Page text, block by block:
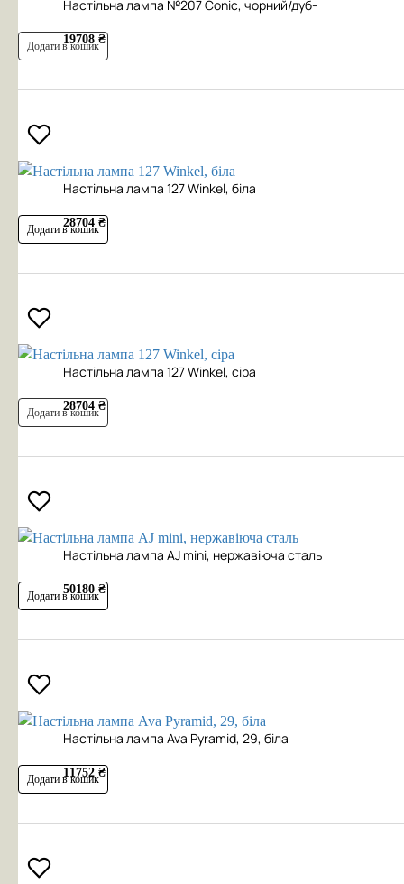
Настільна лампа №207 Conic, чорний/дуб-
19708 ₴
Додати в кошик
Настільна лампа 127 Winkel, біла
28704 ₴
Додати в кошик
Настільна лампа 127 Winkel, сіра
28704 ₴
Додати в кошик
Настільна лампа AJ mini, нержавіюча сталь
50180 ₴
Додати в кошик
Настільна лампа Ava Pyramid, 29, біла
11752 ₴
Додати в кошик